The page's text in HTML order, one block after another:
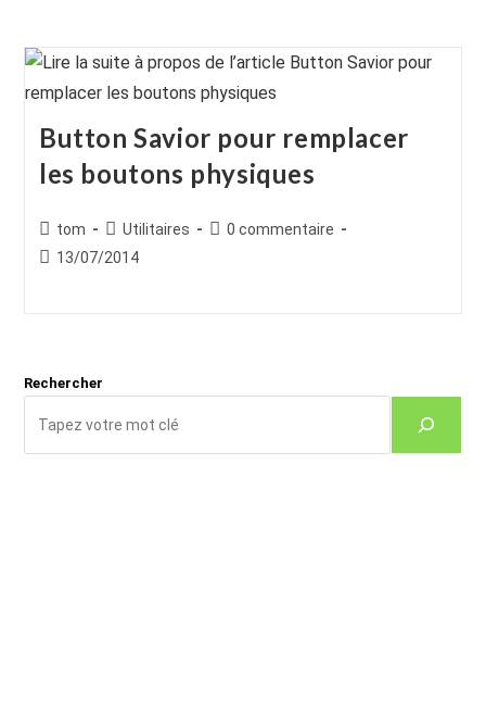
Button Savior pour remplacer
les boutons physiques
Auteur/autrice
de
tom
Post
category:
Utilitaires
Commentaires
0 commentaire
Publication
13/07/2014
Rechercher